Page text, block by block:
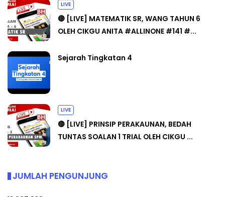
LIVE
🔴 [LIVE] MATEMATIK SR, WANG TAHUN 6
OLEH CIKGU ANITA #ALLINONE #141 #...
Sejarah Tingkatan 4
LIVE
🔴 [LIVE] PRINSIP PERAKAUNAN, BEDAH
TUNTAS SOALAN 1 TRIAL OLEH CIKGU ...
JUMLAH PENGUNJUNG